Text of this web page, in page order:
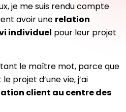
je me suis rendu compte
avoir une relation
individuel pour leur projet
le maître mot, parce que
projet d’une vie, j’ai
client au centre des